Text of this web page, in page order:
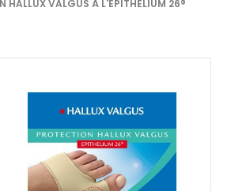
HALLUX VALGUS À L'EPITHELIUM 26®